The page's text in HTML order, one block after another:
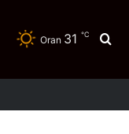
Oran 31 ℃